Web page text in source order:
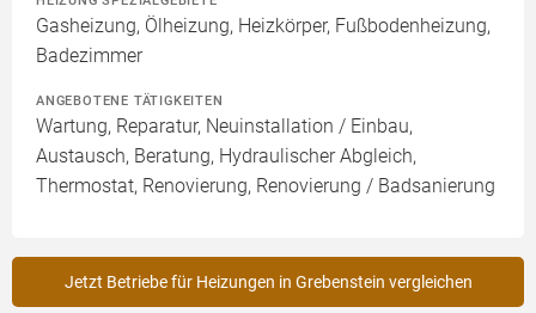
Gasheizung, Ölheizung, Heizkörper, Fußbodenheizung,
Badezimmer
ANGEBOTENE TÄTIGKEITEN
Wartung, Reparatur, Neuinstallation / Einbau,
Austausch, Beratung, Hydraulischer Abgleich,
Thermostat, Renovierung, Renovierung / Badsanierung
Jetzt Betriebe für Heizungen in Grebenstein vergleichen